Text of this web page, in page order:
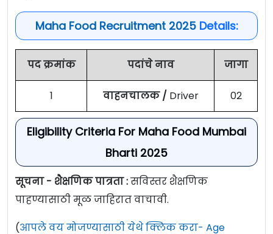
Maha Food Recruitment 2025Details:
पद क्रमांक पदांचे नाव जागा
1 वाहनचालक / Driver 02
Eligibility Criteria For Maha Food Mumbai
Bharti 2025
सूचना - शैक्षणिक पात्रता :सविस्तर शैक्षणिक
पाहण्यासाठी मूळ जाहिरात वाचावी.
(आपले वय मोजण्यासाठी येथे क्लिक करा- Age